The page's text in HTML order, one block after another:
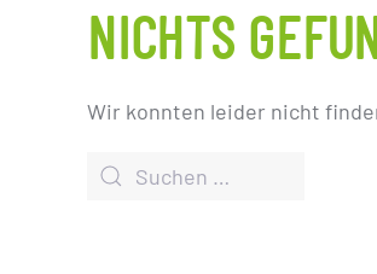
NICHTS
Wir konnten leider nicht